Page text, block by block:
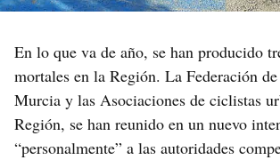
En lo que va de año, se han producido
mortales en la Región. La Federación
Murcia y las Asociaciones de ciclistas
Región, se han reunido en un nuevo
“personalmente” a las autoridades